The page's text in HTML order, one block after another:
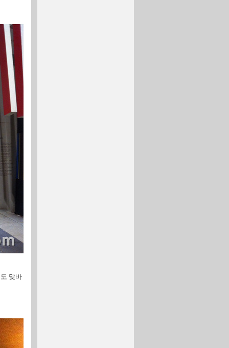
맞바